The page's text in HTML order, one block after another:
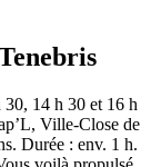
14 h 30 et 16 h
Ville-Close de
Durée : env. 1 h.